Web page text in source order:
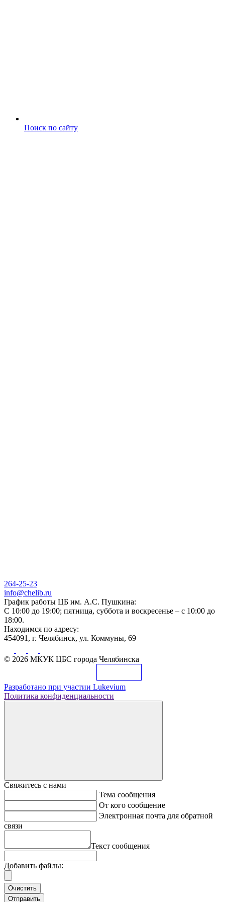
Поиск по сайту
264-25-23
info@chelib.ru
График работы ЦБ им. А.С. Пушкина:
С 10:00 до 19:00; пятница, суббота и воскресенье – с 10:00 до
18:00.
Находимся по адресу:
454091, г. Челябинск, ул. Коммуны, 69
© 2026 МКУК ЦБС города Челябинска
Разработано при участии Lukevium
Политика конфиденциальности
Свяжитесь с нами
Тема сообщения
От кого сообщение
Электронная почта для обратной
связи
Текст сообщения
Добавить файлы:
Очистить
Отправить